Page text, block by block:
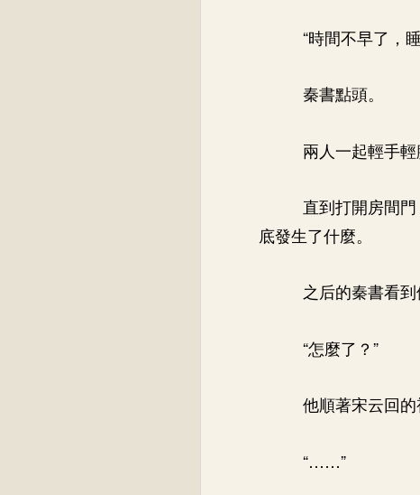
“時間不早了，
秦書點頭。
兩人一起輕手輕
直到打開房間
底發生了什麼。
之后的秦書看
“怎麼了？”
他順著宋云回的
“……”